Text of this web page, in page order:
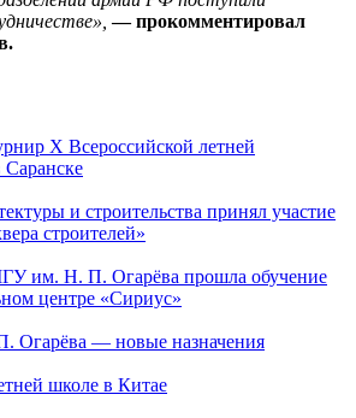
— прокомментировал
X Всероссийской летней
и строительства принял участие
строителей»
им. Н. П. Огарёва прошла обучение
центре «Сириус»
— новые назначения
школе в Китае